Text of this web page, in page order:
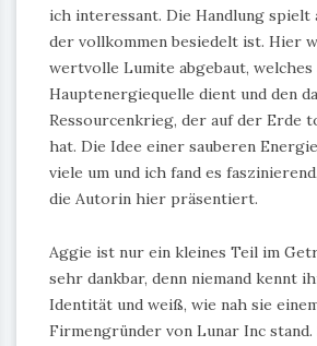
ich interessant. Die Handlung spielt
der vollkommen besiedelt ist. Hier
wertvolle Lumite abgebaut, welches
Hauptenergiequelle dient und den
Ressourcenkrieg, der auf der Erde
hat. Die Idee einer sauberen
viele um und ich fand es
die Autorin hier präsentiert.
Aggie ist nur ein kleines Teil im
sehr dankbar, denn niemand kennt
Identität und weiß, wie nah sie
Firmengründer von Lunar Inc stand.